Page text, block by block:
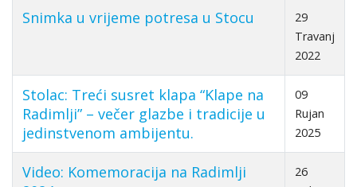
Snimka u vrijeme potresa u Stocu
29
Travanj
2022
Stolac: Treći susret klapa “Klape na
Radimlji” – večer glazbe i tradicije u
jedinstvenom ambijentu.
09
Rujan
2025
Video: Komemoracija na Radimlji
26